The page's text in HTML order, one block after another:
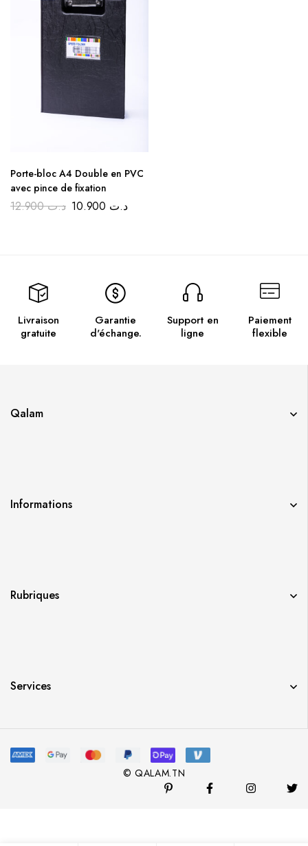
Porte-bloc A4 Double en PVC
avec pince de fixation
د.ت12.900 د.ت
Livraison
gratuite
Garantie
d'échange.
Support en
ligne
Paiement
flexible
Qalam
Informations
Rubriques
Services
© QALAM.TN